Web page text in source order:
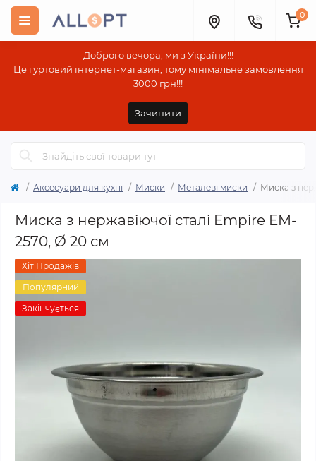
Доброго вечора, ми з України!!!
Це гуртовий інтернет-магазин, тому мінімальне замовлення
3000 грн!!!
Зачинити
0
Аксесуари для кухні Миски Металеві миски Миска з
Миска з нержавіючої сталі Empire EM-
2570, Ø 20 см
Хіт Продажів
Популярний
Закінчується